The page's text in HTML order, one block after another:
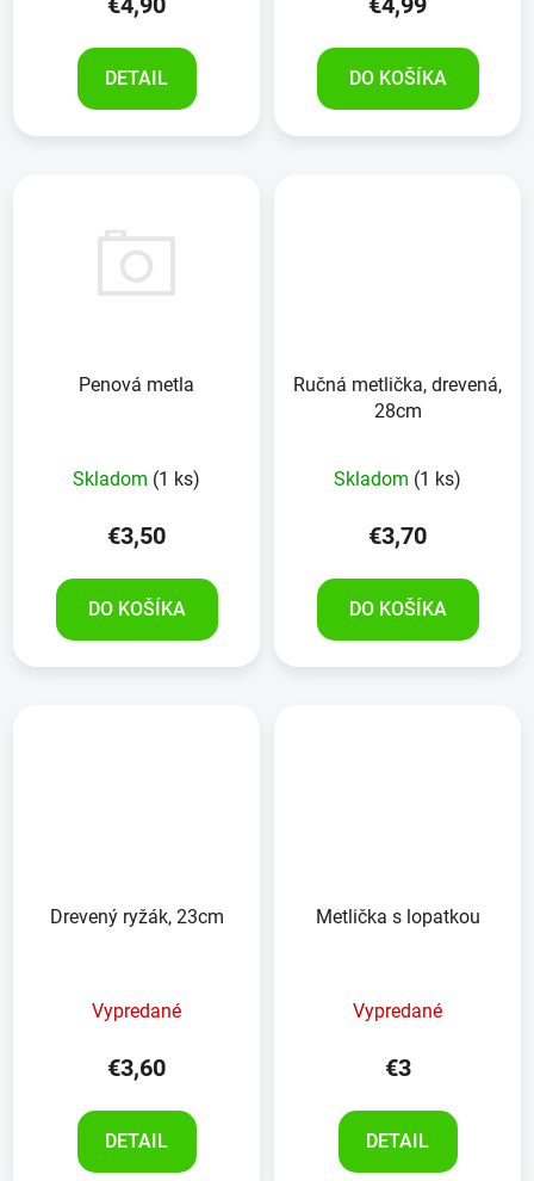
DETAIL DO KOŠÍKA
Penová metla
Skladom (1 ks)
€3,50
DO KOŠÍKA
Ručná metlička, drevená,
28cm
Skladom (1 ks)
€3,70
DO KOŠÍKA
Drevený ryžák, 23cm
Vypredané
€3,60
DETAIL
Metlička s lopatkou
Vypredané
€3
DETAIL